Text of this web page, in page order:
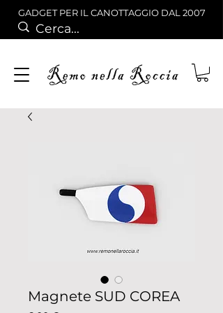
GADGET PER IL CANOTTAGGIO DAL 2007
Magnete SUD COREA